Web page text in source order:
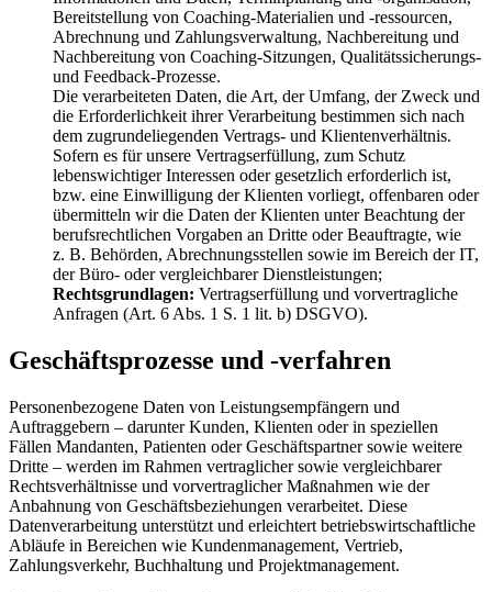
Bereitstellung von Coaching-Materialien und -ressourcen,
Abrechnung und Zahlungsverwaltung, Nachbereitung und
Nachbereitung von Coaching-Sitzungen, Qualitätssicherungs-
und Feedback-Prozesse.
Die verarbeiteten Daten, die Art, der Umfang, der Zweck und
die Erforderlichkeit ihrer Verarbeitung bestimmen sich nach
dem zugrundeliegenden Vertrags- und Klientenverhältnis.
Sofern es für unsere Vertragserfüllung, zum Schutz
lebenswichtiger Interessen oder gesetzlich erforderlich ist,
bzw. eine Einwilligung der Klienten vorliegt, offenbaren oder
übermitteln wir die Daten der Klienten unter Beachtung der
berufsrechtlichen Vorgaben an Dritte oder Beauftragte, wie
z. B. Behörden, Abrechnungsstellen sowie im Bereich der IT,
der Büro- oder vergleichbarer Dienstleistungen;
Rechtsgrundlagen: Vertragserfüllung und vorvertragliche
Anfragen (Art. 6 Abs. 1 S. 1 lit. b) DSGVO).
Geschäftsprozesse und -verfahren
Personenbezogene Daten von Leistungsempfängern und
Auftraggebern – darunter Kunden, Klienten oder in speziellen
Fällen Mandanten, Patienten oder Geschäftspartner sowie weitere
Dritte – werden im Rahmen vertraglicher sowie vergleichbarer
Rechtsverhältnisse und vorvertraglicher Maßnahmen wie der
Anbahnung von Geschäftsbeziehungen verarbeitet. Diese
Datenverarbeitung unterstützt und erleichtert betriebswirtschaftliche
Abläufe in Bereichen wie Kundenmanagement, Vertrieb,
Zahlungsverkehr, Buchhaltung und Projektmanagement.